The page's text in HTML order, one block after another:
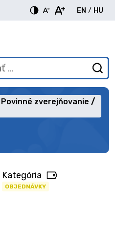
EN
English
/ HU
Povinné zverejňovanie
Kategória
OBJEDNÁVKY